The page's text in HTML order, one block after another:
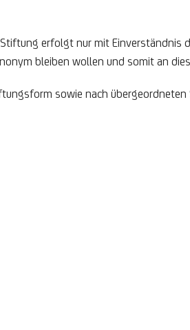
erfolgt nur mit Einverständnis
bleiben wollen und somit an
sowie nach